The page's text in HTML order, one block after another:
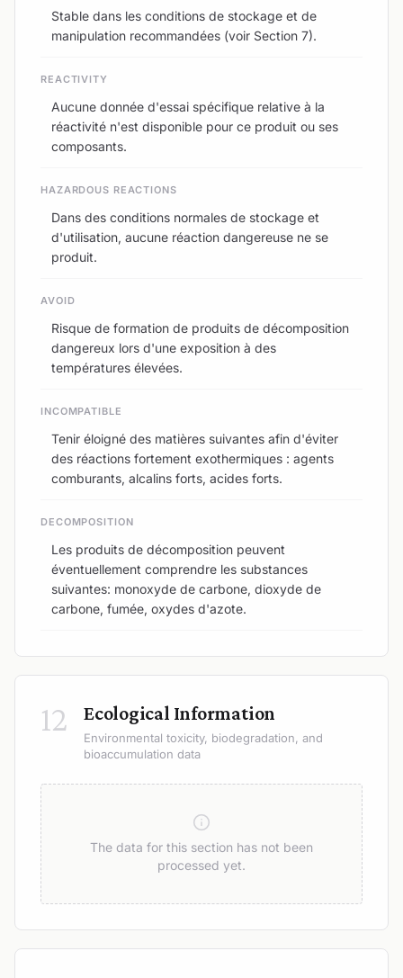
Stable dans les conditions de stockage et de
manipulation recommandées (voir Section 7).
REACTIVITY
Aucune donnée d'essai spécifique relative à la
réactivité n'est disponible pour ce produit ou ses
composants.
HAZARDOUS REACTIONS
Dans des conditions normales de stockage et
d'utilisation, aucune réaction dangereuse ne se
produit.
AVOID
Risque de formation de produits de décomposition
dangereux lors d'une exposition à des
températures élevées.
INCOMPATIBLE
Tenir éloigné des matières suivantes afin d'éviter
des réactions fortement exothermiques : agents
comburants, alcalins forts, acides forts.
DECOMPOSITION
Les produits de décomposition peuvent
éventuellement comprendre les substances
suivantes: monoxyde de carbone, dioxyde de
carbone, fumée, oxydes d'azote.
12 Ecological Information
Environmental toxicity, biodegradation, and
bioaccumulation data
The data for this section has not been
processed yet.